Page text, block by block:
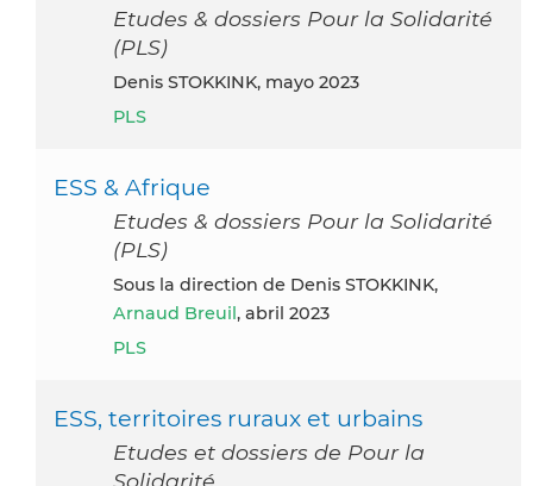
Etudes & dossiers Pour la Solidarité
(PLS)
Denis STOKKINK, mayo 2023
PLS
ESS & Afrique
Etudes & dossiers Pour la Solidarité
(PLS)
Sous la direction de Denis STOKKINK,
Arnaud Breuil, abril 2023
PLS
ESS, territoires ruraux et urbains
Etudes et dossiers de Pour la
Solidarité